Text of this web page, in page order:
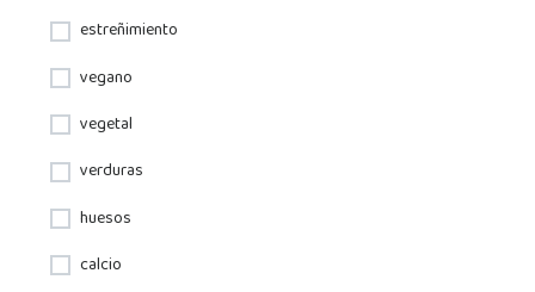
estreñimiento
vegano
vegetal
verduras
huesos
calcio